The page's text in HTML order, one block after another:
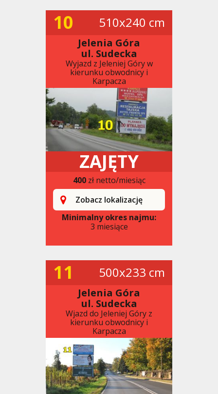
10 510x240 cm
Jelenia Góra
ul. Sudecka
Wyjazd z Jeleniej Góry w
kierunku obwodnicy i
Karpacza
ZAJĘTY
400zł netto/miesiąc
Zobacz lokalizację
Minimalny okres najmu:
3 miesiące
11 500x233 cm
Jelenia Góra
ul. Sudecka
Wjazd do Jeleniej Góry z
kierunku obwodnicy i
Karpacza